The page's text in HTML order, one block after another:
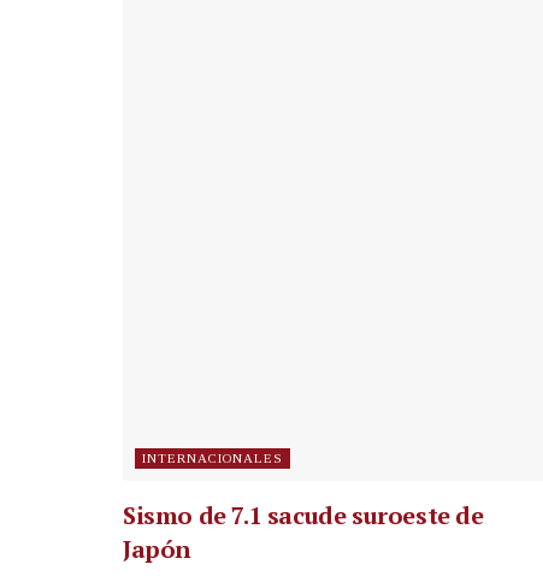
INTERNACIONALES
Sismo de 7.1 sacude suroeste de
Japón